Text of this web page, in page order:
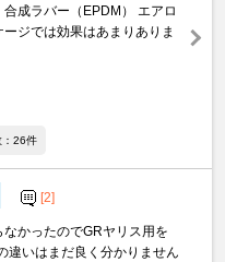
成ラバー（EPDM） エアロ
ジでは効果はあまりありま
：26件
[2]
かったのでGRヤリス用を
違いはまだ良く分かりません